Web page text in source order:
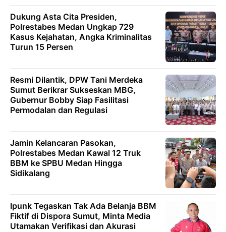
Dukung Asta Cita Presiden,
Polrestabes Medan Ungkap 729
Kasus Kejahatan, Angka Kriminalitas
Turun 15 Persen
Resmi Dilantik, DPW Tani Merdeka
Sumut Berikrar Sukseskan MBG,
Gubernur Bobby Siap Fasilitasi
Permodalan dan Regulasi
Jamin Kelancaran Pasokan,
Polrestabes Medan Kawal 12 Truk
BBM ke SPBU Medan Hingga
Sidikalang
Ipunk Tegaskan Tak Ada Belanja BBM
Fiktif di Dispora Sumut, Minta Media
Utamakan Verifikasi dan Akurasi